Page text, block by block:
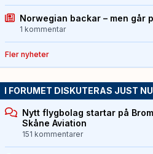
Norwegian backar – men går
1 kommentar
Fler nyheter
I FORUMET DISKUTERAS JUST NU
Nytt flygbolag startar på
Skåne Aviation
151 kommentarer